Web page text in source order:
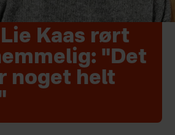
Kaas rørt
"Det
noget helt